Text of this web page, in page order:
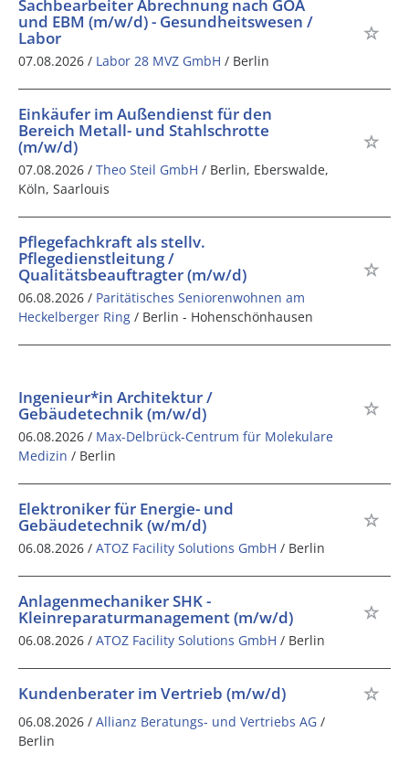
Sachbearbeiter Abrechnung nach GOÄ
und EBM (m/w/d) - Gesundheitswesen /
Labor
07.08.2026 / Labor 28 MVZ GmbH / Berlin
Einkäufer im Außendienst für den
Bereich Metall- und Stahlschrotte
(m/w/d)
07.08.2026 / Theo Steil GmbH / Berlin, Eberswalde,
Köln, Saarlouis
Pflegefachkraft als stellv.
Pflegedienstleitung /
Qualitätsbeauftragter (m/w/d)
06.08.2026 / Paritätisches Seniorenwohnen am
Heckelberger Ring / Berlin - Hohenschönhausen
Ingenieur*in Architektur /
Gebäudetechnik (m/w/d)
06.08.2026 / Max-Delbrück-Centrum für Molekulare
Medizin / Berlin
Elektroniker für Energie- und
Gebäudetechnik (w/m/d)
06.08.2026 / ATOZ Facility Solutions GmbH / Berlin
Anlagenmechaniker SHK -
Kleinreparaturmanagement (m/w/d)
06.08.2026 / ATOZ Facility Solutions GmbH / Berlin
Kundenberater im Vertrieb (m/w/d)
06.08.2026 / Allianz Beratungs- und Vertriebs AG /
Berlin